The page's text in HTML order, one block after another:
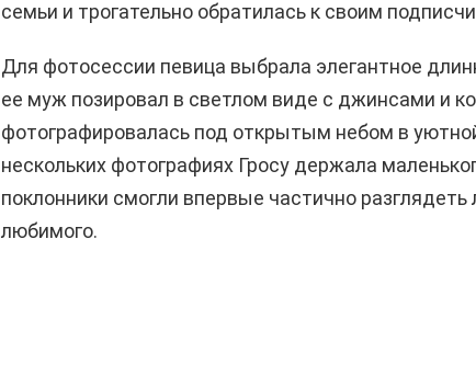
семьи и трогательно обратилась к своим
Для фотосессии певица выбрала элегантное
ее муж позировал в светлом виде с джинсами и
фотографировалась под открытым небом в
нескольких фотографиях Гросу держала
поклонники смогли впервые частично
любимого.